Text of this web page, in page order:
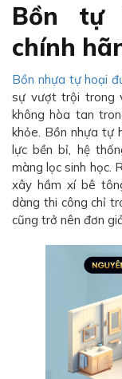
Bồn tự
chính
Bồn nhựa tự hoại
sự vượt trội trong
không hòa tan
khỏe. Bồn nhựa tự
lực bền bỉ, hệ
màng lọc sinh học.
xây hầm xí bê
dàng thi công chỉ
cũng trở nên đơn